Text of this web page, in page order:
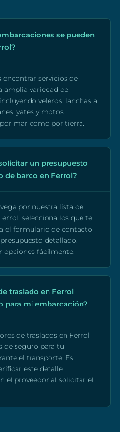
se pueden
encontrar servicios de
amplia variedad de
veleros, lanchas a
yates y motos
mar como por tierra.
un presupuesto
de barco en Ferrol?
por nuestra lista de
selecciona los que te
el formulario de contacto
detallado.
opciones fácilmente.
traslado en Ferrol
para mi embarcación?
de traslados en Ferrol
de seguro para tu
el transporte. Es
este detalle
el proveedor al solicitar el